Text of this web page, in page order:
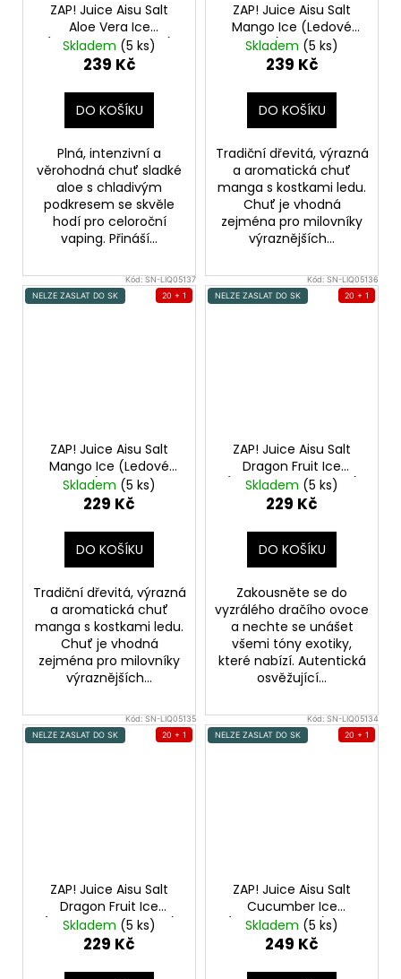
ZAP! Juice Aisu Salt
Aloe Vera Ice
(Chladivá aloe vera)
10ml 20mg
Skladem (5 ks)
239 Kč
DO KOŠÍKU
Plná, intenzivní a
věrohodná chuť sladké
aloe s chladivým
podkresem se skvěle
hodí pro celoroční
vaping. Přináší...
ZAP! Juice Aisu Salt
Mango Ice (Ledové
mango) 10ml 20mg
Skladem (5 ks)
239 Kč
DO KOŠÍKU
Tradiční dřevitá, výrazná
a aromatická chuť
manga s kostkami ledu.
Chuť je vhodná
zejména pro milovníky
výraznějších...
Kód:SN-LIQ05137
NELZE ZASLAT DO SK
20 + 1
ZAP! Juice Aisu Salt
Mango Ice (Ledové
mango) 10ml 10mg
Skladem (5 ks)
229 Kč
DO KOŠÍKU
Tradiční dřevitá, výrazná
a aromatická chuť
manga s kostkami ledu.
Chuť je vhodná
zejména pro milovníky
výraznějších...
Kód:SN-LIQ05136
NELZE ZASLAT DO SK
20 + 1
ZAP! Juice Aisu Salt
Dragon Fruit Ice
(Ledové dračí ovoce)
10ml 20mg
Skladem (5 ks)
229 Kč
DO KOŠÍKU
Zakousněte se do
vyzrálého dračího ovoce
a nechte se unášet
všemi tóny exotiky,
které nabízí. Autentická
osvěžující...
Kód:SN-LIQ05135
NELZE ZASLAT DO SK
20 + 1
ZAP! Juice Aisu Salt
Dragon Fruit Ice
(Ledové dračí ovoce)
10ml 10mg
Skladem (5 ks)
229 Kč
Kód:SN-LIQ05134
NELZE ZASLAT DO SK
20 + 1
ZAP! Juice Aisu Salt
Cucumber Ice
(Ledová okurka) 10ml
20mg
Skladem (5 ks)
249 Kč